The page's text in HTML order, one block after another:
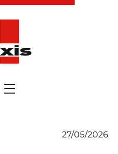
27/05/2026